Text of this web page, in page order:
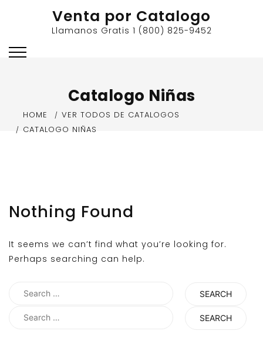
Venta por Catalogo
Llamanos Gratis 1 (800) 825-9452
Catalogo Niñas
HOME
VER TODOS DE CATALOGOS
CATALOGO NIÑAS
Nothing Found
It seems we can’t find what you’re looking for.
Perhaps searching can help.
Search
Search